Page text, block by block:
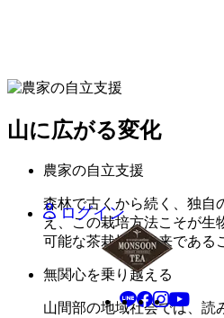
タイ語 - TH
中国語 - ZH
中国人民元 - CNY
日本円 - JPY
ログイン
山に広がる変化
農家の自立支援
森林で古くから続く、独自
え、この栽培方法こそが生
可能な茶栽培の未来である
無関心を乗り越える
山間部の地域社会では、読